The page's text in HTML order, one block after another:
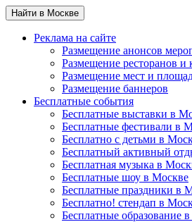
Найти в Москве
Реклама на сайте
Размещение анонсов
Размещение ресторанов и
Размещение мест и
Размещение баннеров
Бесплатные события
Бесплатные выставки в
Бесплатные фестивали в
Бесплатно с детьми в
Бесплатный активный
Бесплатная музыка в
Бесплатные шоу в Москве
Бесплатные праздники в
Бесплатно! стендап в
Бесплатные образование